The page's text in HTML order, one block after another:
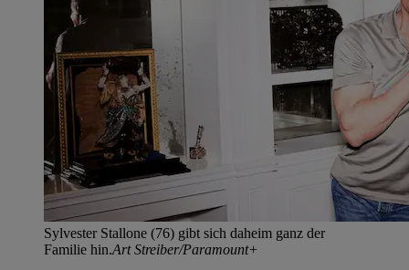
Sylvester Stallone (76) gibt sich daheim ganz der
Familie hin.Art Streiber/Paramount+